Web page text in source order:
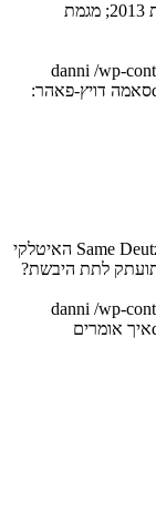
באיחור אופנתי מפרסם קונצרן SDF את סיכום שנת 2013; מגמת
danni /wp-
סאמה דויץ-פאהר:
פרטים ראשונים: מותג הפרימיום של קונצרן Same Deutz-Fahr האיטלקי
תועתק לתת היבשת?
danni /wp-
איך אומרים